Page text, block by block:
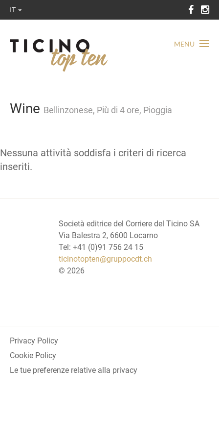
MENU
IT
Wine Bellinzonese, Più di 4 ore, Pioggia
Nessuna attività soddisfa i criteri di ricerca
inseriti.
Società editrice del Corriere del Ticino SA
Via Balestra 2, 6600 Locarno
Tel: +41 (0)91 756 24 15
ticinotopten@gruppocdt.ch
© 2026
Privacy Policy
Cookie Policy
Le tue preferenze relative alla privacy